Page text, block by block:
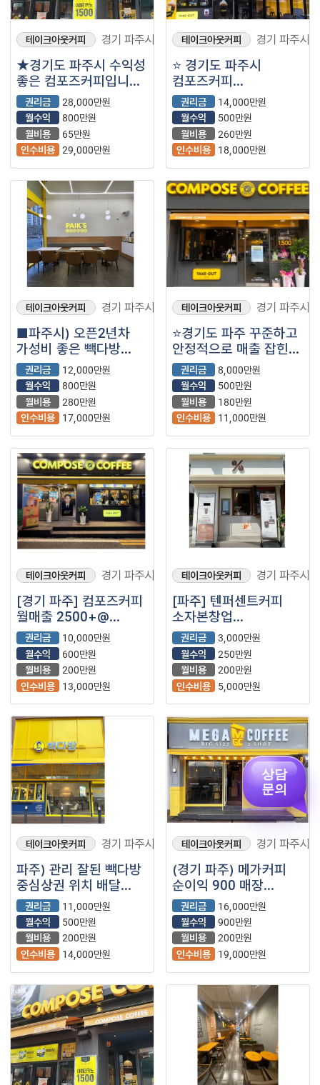
테이크아웃커피 경기 파주시
★경기도 파주시 수익성
좋은 컴포즈커피입니다
~★
권리금
28,000만원
월수익
800만원
월비용
65만원
인수비용 29,000만원
테이크아웃커피 경기 파주시
⭐ 경기도 파주시
컴포즈커피
복합상권에서 월매출
2,300만원으로 꾸준히
손님이 있는
매장입니다.
권리금
14,000만원
월수익
500만원
월비용
260만원
인수비용
18,000만원
테이크아웃커피 경기 파주시
■파주시) 오픈2년차
가성비 좋은 빽다방
매장을 소개합니다.■
권리금
12,000만원
월수익
800만원
월비용
280만원
인수비용
17,000만원
테이크아웃커피 경기 파주시
⭐경기도 파주 꾸준하고
안정적으로 매출 잡힌
컴포즈커피 입니다 ⭐
권리금
8,000만원
월수익
500만원
월비용
180만원
인수비용
11,000만원
테이크아웃커피 경기 파주시
[경기 파주] 컴포즈커피
월매출 2500+@
소자본창업 // 반오토
권리금
10,000만원
월수익
600만원
월비용
200만원
인수비용
13,000만원
테이크아웃커피 경기 파주시
[파주] 텐퍼센트커피
소자본창업
(프랜차이즈/저가커피/
카페/)
권리금
3,000만원
월수익
250만원
월비용
200만원
인수비용
5,000만원
테이크아웃커피 경기 파주시
파주) 관리 잘된 빽다방
중심상권 위치 배달
없는 매장 소개합니다.
권리금
11,000만원
월수익
500만원
월비용
200만원
인수비용
14,000만원
테이크아웃커피 경기 파주시
(경기 파주) 메가커피
순이익 900 매장
소개드립니다.
권리금
16,000만원
월수익
900만원
월비용
200만원
인수비용
19,000만원
상담
문의